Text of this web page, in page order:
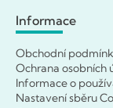
Informace
Obchodní
Ochrana osobních
Informace o
Nastavení sběru